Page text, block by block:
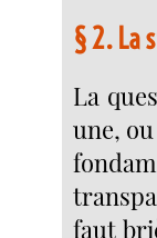
§ 2. La
La
une,
faut